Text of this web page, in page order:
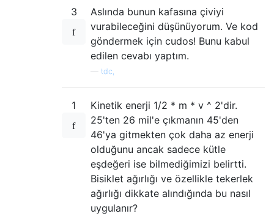
    """Air density in kg/m3
    Values are at sea-level (I think..?)
    Values from changing temperature on:
http://www.wolframalpha.com/input/
    Could calculate this:
http://en.wikipedia.org/wiki/
    """
    values = {
        0: 1.293,
        10: 1.247,
        20: 1.204,
        30: 1.164,
        40: 1.127,
        }
3
Aslında bunun kafasına çiviyi
vurabileceğini düşünüyorum. Ve kod
göndermek için cudos! Bunu kabul
edilen cevabı yaptım.
tdc,
1
Kinetik enerji 1/2 * m * v ^ 2'dir.
25'ten 26 mil'e çıkmanın 45'den
46'ya gitmekten çok daha az enerji
olduğunu ancak sadece kütle
eşdeğeri ise bilmediğimizi belirtti.
Bisiklet ağırlığı ve özellikle tekerlek
ağırlığı dikkate alındığında bu nasıl
uygulanır?